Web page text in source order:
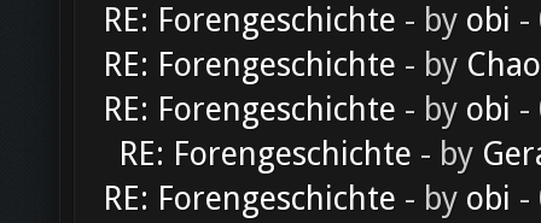
RE: Forengeschichte - by obi -
RE: Forengeschichte - by
RE: Forengeschichte - by obi -
RE: Forengeschichte - by
RE: Forengeschichte - by obi -